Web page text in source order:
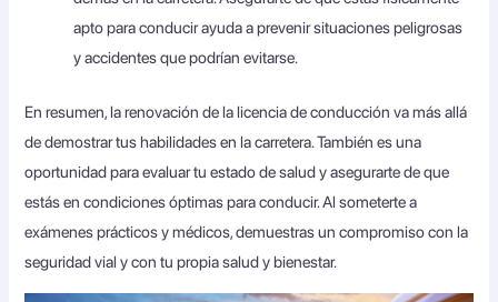
apto para conducir ayuda a prevenir situaciones peligrosas
y accidentes que podrían evitarse.
En resumen, la renovación de la licencia de conducción va más allá
de demostrar tus habilidades en la carretera. También es una
oportunidad para evaluar tu estado de salud y asegurarte de que
estás en condiciones óptimas para conducir. Al someterte a
exámenes prácticos y médicos, demuestras un compromiso con la
seguridad vial y con tu propia salud y bienestar.